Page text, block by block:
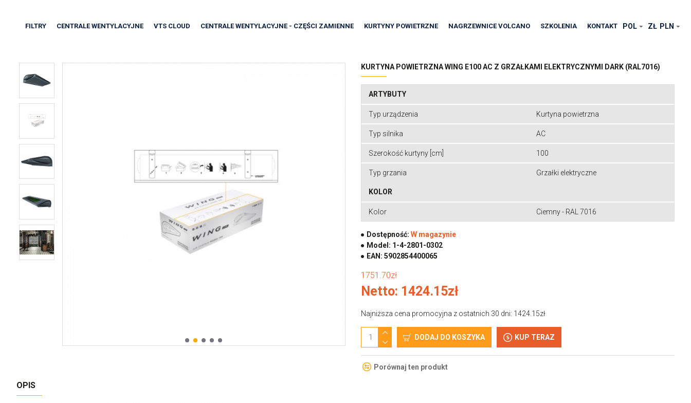
FILTRY CENTRALE WENTYLACYJNE VTS CLOUD CENTRALE WENTYLACYJNE - CZĘŚCI ZAMIENNE KURTYNY POWIETRZNE NAGRZEWNICE VOLCANO SZKOLENIA KONTAKT POL ZŁ PLN
KURTYNA POWIETRZNA WING E100 AC Z GRZAŁKAMI ELEKTRYCZNYMI DARK (RAL7016)
ARTYBUTY
Typ urządzenia Kurtyna powietrzna
Typ silnika AC
Szerokość kurtyny [cm] 100
Typ grzania Grzałki elektryczne
KOLOR
Kolor Ciemny - RAL 7016
Dostępność: W magazynie
Model: 1-4-2801-0302
EAN: 5902854400065
1751.70zł
Netto: 1424.15zł
Najniższa cena promocyjna z ostatnich 30 dni: 1424.15zł
DODAJ DO KOSZYKA KUP TERAZ
Porównaj ten produkt
OPIS